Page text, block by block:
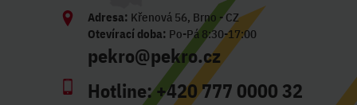
Adresa: Křenová 56, Brno - CZ
Otevírací doba: Po-Pá 8:30-17:00
pekro@pekro.cz
Hotline:+420 777 0000 32